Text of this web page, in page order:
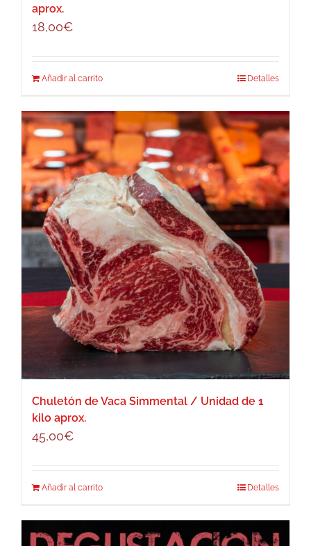
aprox.
18,00€
Añadir al carrito Detalles
Chuletón de Vaca Simmental / Unidad de 1
kilo aprox.
45,00€
Añadir al carrito Detalles